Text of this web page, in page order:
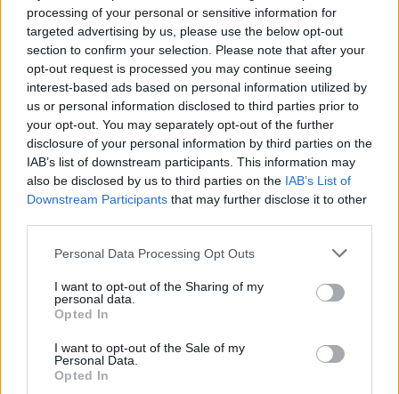
processing of your personal or sensitive information for
targeted advertising by us, please use the below opt-out
section to confirm your selection. Please note that after your
opt-out request is processed you may continue seeing
interest-based ads based on personal information utilized by
us or personal information disclosed to third parties prior to
your opt-out. You may separately opt-out of the further
disclosure of your personal information by third parties on the
IAB’s list of downstream participants. This information may
also be disclosed by us to third parties on the IAB’s List of
Downstream Participants that may further disclose it to other
Please note that this website/app uses one or more Google
not limited to your visit or usage behaviour. You may click to
grant or deny consent to Google and its third-party tags to
use your data for below specified purposes in below Google
consent section.
Personal Data Processing Opt Outs
I want to opt-out of the Sharing of my
personal data.
Opted In
I want to opt-out of the Sale of my
Personal Data.
Opted In
Μια συναρπαστικήεργασίασε έναν καινοτόμο
τομέα χωρίς άμεση επαφή με τους πελάτες –
χωρίς κλήσεις ή email, υποσχόμαστε!
Ενσωμάτωση σε μια πολυπολιτισμική ομάδα
60+ εθνικοτήτων
Εισιτήριο δημόσιας συγκοινωνίας που
εταιρικές εκπτώσεις για διάφορους
εξωτερικούς παρόχους
γευμάτων από τη HelloFresh για κάθε
διατροφική προτίμηση